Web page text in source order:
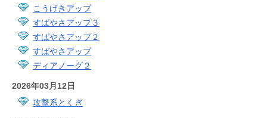
こうげきアップ
すばやさアップ３
すばやさアップ２
すばやさアップ
ディアノーグ２
2026年03月12日
攻撃系とくぎ